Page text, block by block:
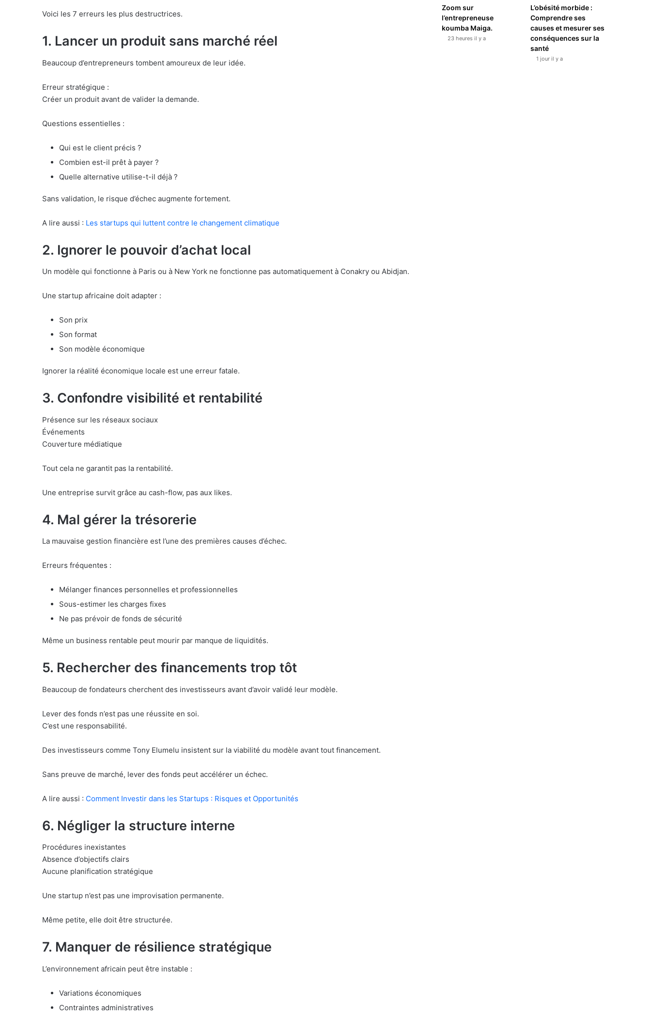
Voici les 7 erreurs les plus destructrices.
1. Lancer un produit sans marché réel
Beaucoup d’entrepreneurs tombent amoureux de leur idée.
Erreur stratégique :
Créer un produit avant de valider la demande.
Questions essentielles :
Qui est le client précis ?
Combien est-il prêt à payer ?
Quelle alternative utilise-t-il déjà ?
Sans validation, le risque d’échec augmente fortement.
A lire aussi : Les startups qui luttent contre le changement climatique
2. Ignorer le pouvoir d’achat local
Un modèle qui fonctionne à Paris ou à New York ne fonctionne pas automatiquement à Conakry ou Abidjan.
Une startup africaine doit adapter :
Son prix
Son format
Son modèle économique
Ignorer la réalité économique locale est une erreur fatale.
3. Confondre visibilité et rentabilité
Présence sur les réseaux sociaux
Événements
Couverture médiatique
Tout cela ne garantit pas la rentabilité.
Une entreprise survit grâce au cash-flow, pas aux likes.
4. Mal gérer la trésorerie
La mauvaise gestion financière est l’une des premières causes d’échec.
Erreurs fréquentes :
Mélanger finances personnelles et professionnelles
Sous-estimer les charges fixes
Ne pas prévoir de fonds de sécurité
Même un business rentable peut mourir par manque de liquidités.
5. Rechercher des financements trop tôt
Beaucoup de fondateurs cherchent des investisseurs avant d’avoir validé leur modèle.
Lever des fonds n’est pas une réussite en soi.
C’est une responsabilité.
Des investisseurs comme Tony Elumelu insistent sur la viabilité du modèle avant tout financement.
Sans preuve de marché, lever des fonds peut accélérer un échec.
A lire aussi : Comment Investir dans les Startups : Risques et Opportunités
6. Négliger la structure interne
Procédures inexistantes
Absence d’objectifs clairs
Aucune planification stratégique
Une startup n’est pas une improvisation permanente.
Même petite, elle doit être structurée.
7. Manquer de résilience stratégique
L’environnement africain peut être instable :
Variations économiques
Contraintes administratives
Zoom sur
l’entrepreneuse
koumba Maiga.
23 heures il y a
L’obésité morbide :
Comprendre ses
causes et mesurer ses
conséquences sur la
santé
1 jour il y a